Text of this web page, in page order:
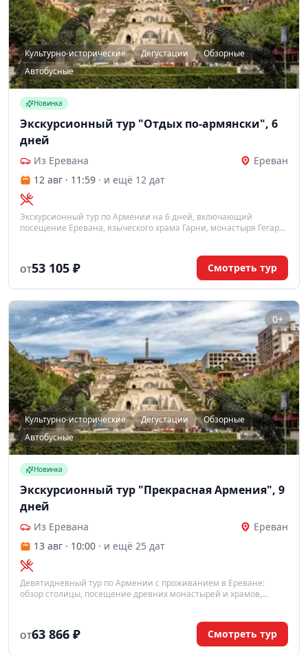
Культурно-исторические Дегустации
Обзорные
Автобусные
Новинка
Экскурсионный тур "Отдых по-армянски", 6
дней
Из Еревана
Ереван
12 авг · 11:59 · и ещё 12 дат
Экскурсионный тур по Армении на 6 дней, включающий
посещение Еревана, языческого храма Гарни, монастыря Гегард,
ОТ53 105 ₽ Смотреть тур
0+
Культурно-исторические Дегустации
Обзорные
Автобусные
Новинка
Экскурсионный тур "Прекрасная Армения", 9
дней
Из Еревана
Ереван
13 авг · 10:00 · и ещё 25 дат
Девятидневный тур по Армении с проживанием в Ереване:
обзор столицы, посещение древних монастырей и храмов,
ОТ63 866 ₽ Смотреть тур